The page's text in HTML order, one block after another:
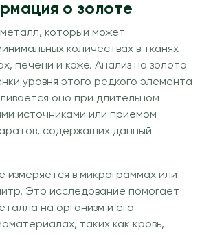
о золоте
который может
количествах в тканях
печени и коже. Анализ на золото
уровня этого редкого элемента
оно при длительном
источниками или приемом
содержащих данный
измеряется в микрограммах или
Это исследование помогает
на организм и его
таких как кровь,